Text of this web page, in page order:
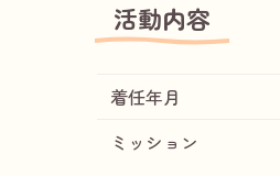
活動内容
着任年月
ミッション